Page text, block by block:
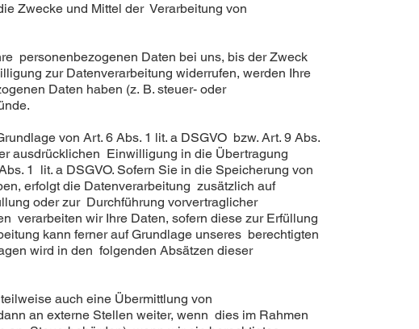
Zwecke und Mittel der Verarbeitung von
personenbezogenen Daten bei uns, bis der Zweck
zur Datenverarbeitung widerrufen, werden Ihre
Daten haben (z. B. steuer- oder
von Art. 6 Abs. 1 lit. a DSGVO bzw. Art. 9 Abs.
ausdrücklichen Einwilligung in die Übertragung
1 lit. a DSGVO. Sofern Sie in die Speicherung von
erfolgt die Datenverarbeitung zusätzlich auf
oder zur Durchführung vorvertraglicher
verarbeiten wir Ihre Daten, sofern diese zur Erfüllung
kann ferner auf Grundlage unseres berechtigten
wird in den folgenden Absätzen dieser
auch eine Übermittlung von
an externe Stellen weiter, wenn dies im Rahmen